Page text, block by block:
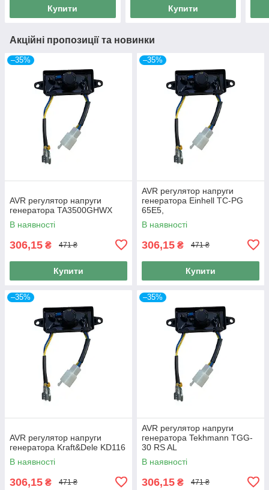
Купити Купити
Акційні пропозиції та новинки
–35%
AVR регулятор напруги
генератора TA3500GHWX
В наявності
306,15 ₴ 471 ₴
Купити
–35%
AVR регулятор напруги
генератора Einhell TC-PG
65E5,
В наявності
306,15 ₴ 471 ₴
Купити
–35%
AVR регулятор напруги
генератора Kraft&Dele KD116
В наявності
306,15 ₴ 471 ₴
–35%
AVR регулятор напруги
генератора Tekhmann TGG-
30 RS AL
В наявності
306,15 ₴ 471 ₴